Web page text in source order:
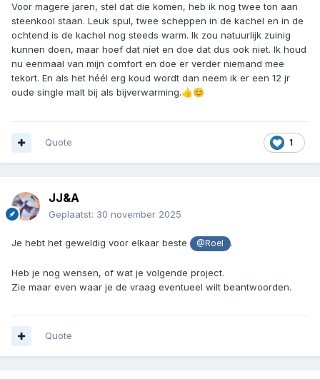
Voor magere jaren, stel dat die komen, heb ik nog twee ton aan
steenkool staan. Leuk spul, twee scheppen in de kachel en in de
ochtend is de kachel nog steeds warm. Ik zou natuurlijk zuinig
kunnen doen, maar hoef dat niet en doe dat dus ook niet. Ik houd
nu eenmaal van mijn comfort en doe er verder niemand mee
tekort. En als het héél erg koud wordt dan neem ik er een 12 jr
oude single malt bij als bijverwarming.👍😊
1
Quote
JJ&A
Geplaatst: 30 november 2025
Je hebt het geweldig voor elkaar beste @Roel .
Heb je nog wensen, of wat je volgende project.
Zie maar even waar je de vraag eventueel wilt beantwoorden.
Quote